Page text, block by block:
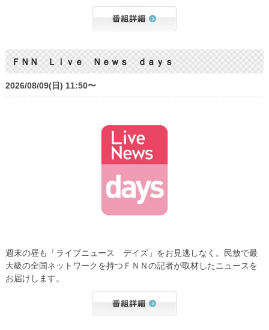
ＦＮＮ Ｌｉｖｅ Ｎｅｗｓ ｄａｙｓ
2026/08/09(日) 11:50〜
週末の昼も「ライブニュース デイズ」をお見逃しなく。民放で最
大級の全国ネットワークを持つＦＮＮの記者が取材したニュースを
お届けします。